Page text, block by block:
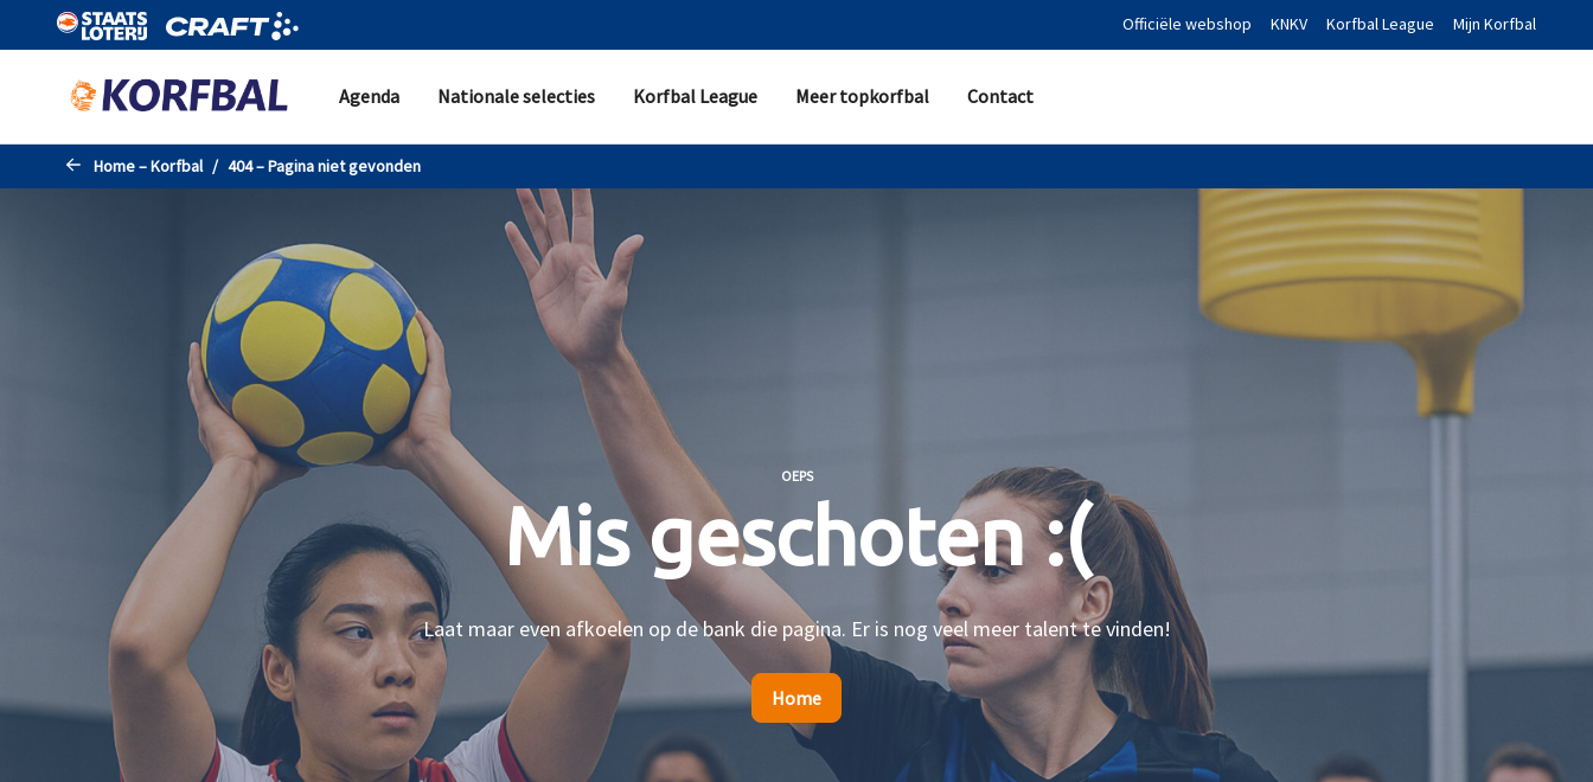
Naar de hoofdinhoud gaan Officiële webshop KNKV Korfbal League Mijn Korfbal
Agenda Nationale selecties Korfbal League Meer topkorfbal Contact
Home – Korfbal 404 – Pagina niet gevonden
OEPS
Mis geschoten :(
Laat maar even afkoelen op de bank die pagina. Er is nog veel meer talent te vinden!
Home